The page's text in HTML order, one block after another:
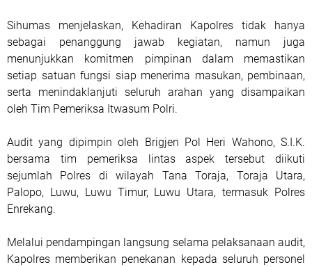
Sihumas menjelaskan, Kehadiran Kapolres tidak hanya
sebagai penanggung jawab kegiatan, namun juga
menunjukkan komitmen pimpinan dalam memastikan
setiap satuan fungsi siap menerima masukan, pembinaan,
serta menindaklanjuti seluruh arahan yang disampaikan
oleh Tim Pemeriksa Itwasum Polri.
Audit yang dipimpin oleh Brigjen Pol Heri Wahono, S.I.K.
bersama tim pemeriksa lintas aspek tersebut diikuti
sejumlah Polres di wilayah Tana Toraja, Toraja Utara,
Palopo, Luwu, Luwu Timur, Luwu Utara, termasuk Polres
Enrekang.
Melalui pendampingan langsung selama pelaksanaan audit,
Kapolres memberikan penekanan kepada seluruh personel